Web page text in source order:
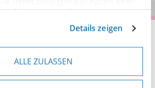
Ihrer Nutzung der Dienste
Sofern personenbezogene Daten in
werden, besteht das Risiko,
diese Daten zugreifen und sie
Ihre Einwilligung jederzeit
Weitere Details hierzu
Datenschutzerklärung.
Details zeigen
ALLE ZULASSEN
& Gesundheit
Pinsel
Reinigung